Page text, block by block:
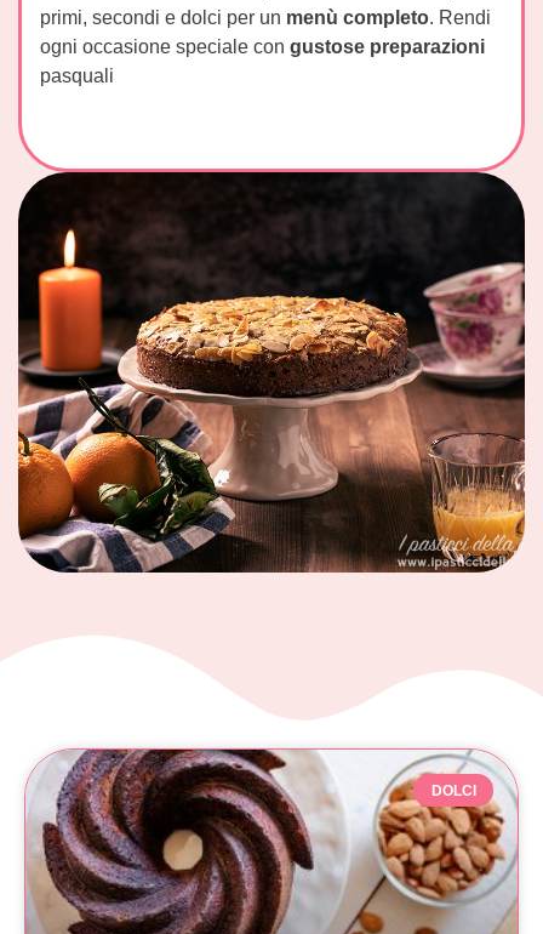
primi, secondi e dolci per un menù completo. Rendi
ogni occasione speciale con gustose preparazioni
pasquali
DOLCI